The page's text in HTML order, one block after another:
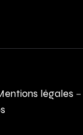
légales –